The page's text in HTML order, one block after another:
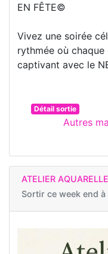
EN FÊTE©
Vivez une soirée
rythmée où
captivant avec le
Détail sortie
Autres
ATELIER AQUARELLE
Sortir ce week end à